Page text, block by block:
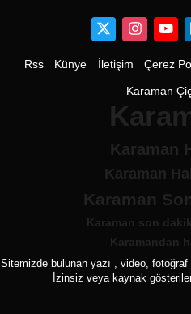
Rss Künye İletişim Çerez
Karaman
Karaman
Karaman
Karaman
Karaman son
Karamandan
Sitemizde bulunan yazı , video, fotoğraf
İzinsiz veya kaynak